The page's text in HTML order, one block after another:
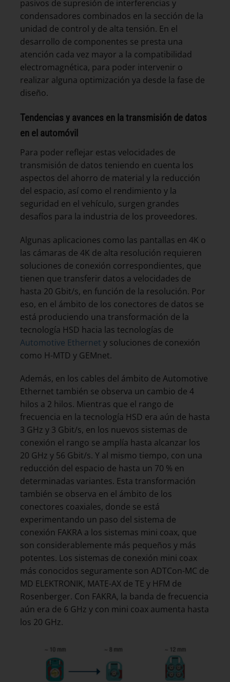
pasivos de supresión de interferencias y
condensadores combinados en la sección de la
unidad de control y de alta tensión. En el
desarrollo de componentes se presta una
atención cada vez mayor a la compatibilidad
electromagnética, para poder intervenir o
realizar alguna optimización ya desde la fase de
diseño.
Tendencias y avances en la transmisión de datos
en el automóvil
Para poder reflejar estas velocidades de
transmisión de datos teniendo en cuenta los
aspectos del ahorro de material y la reducción
del espacio, así como el rendimiento y la
seguridad en el vehículo, surgen grandes
desafíos para la industria de los proveedores.
Algunas aplicaciones como las pantallas en 4K o
las cámaras de 4K de alta resolución requieren
soluciones de conexión correspondientes, que
tienen que transferir datos a velocidades de
hasta 20 Gbit/s, en función de la resolución. Por
eso, en el ámbito de los conectores de datos se
está produciendo una transformación de la
tecnología HSD hacia las tecnologías de
Automotive Ethernet y soluciones de conexión
como H-MTD y GEMnet.
Además, en los cables del ámbito de Automotive
Ethernet también se observa un cambio de 4
hilos a 2 hilos. Mientras que el rango de
frecuencia en la tecnología HSD era aún de hasta
3 GHz y 3 Gbit/s, en los nuevos sistemas de
conexión el rango se amplía hasta alcanzar los
20 GHz y 56 Gbit/s. Y al mismo tiempo, con una
reducción del espacio de hasta un 70 % en
determinadas variantes. Esta transformación
también se observa en el ámbito de los
conectores coaxiales, donde se está
experimentando un paso del sistema de
conexión FAKRA a los sistemas mini coax, que
son considerablemente más pequeños y más
potentes. Los sistemas de conexión mini coax
más conocidos seguramente son ADTCon-MC de
MD ELEKTRONIK, MATE-AX de TE y HFM de
Rosenberger. Con FAKRA, la banda de frecuencia
aún era de 6 GHz y con mini coax aumenta hasta
los 20 GHz.